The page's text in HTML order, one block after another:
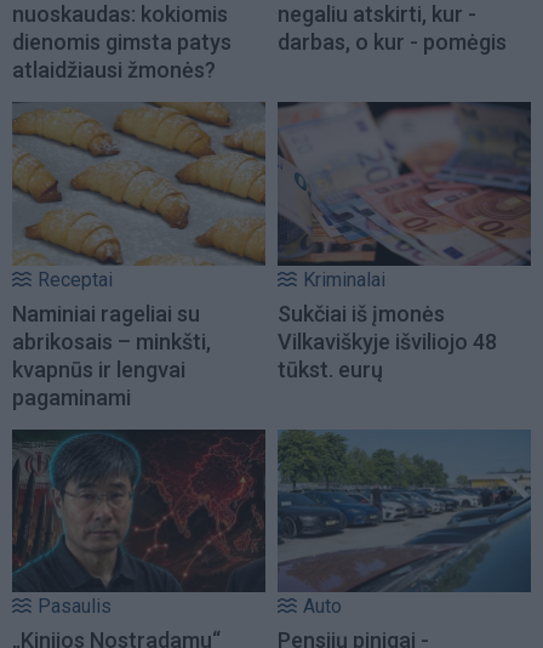
nuoskaudas: kokiomis
dienomis gimsta patys
atlaidžiausi žmonės?
negaliu atskirti, kur -
darbas, o kur - pomėgis
Receptai
Naminiai rageliai su
abrikosais – minkšti,
kvapnūs ir lengvai
pagaminami
Kriminalai
Sukčiai iš įmonės
Vilkaviškyje išviliojo 48
tūkst. eurų
Pasaulis
„Kinijos Nostradamu“
Auto
Pensijų pinigai -